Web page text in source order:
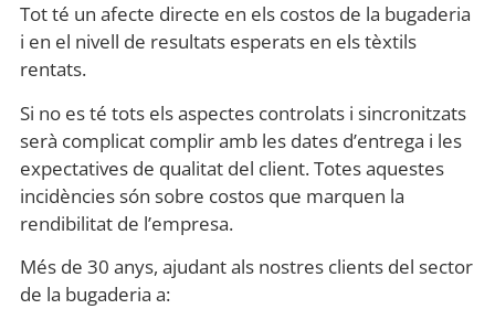
Tot té un afecte directe en els costos de la bugaderia
i en el nivell de resultats esperats en els tèxtils
rentats.
Si no es té tots els aspectes controlats i sincronitzats
serà complicat complir amb les dates d’entrega i les
expectatives de qualitat del client. Totes aquestes
incidències són sobre costos que marquen la
rendibilitat de l’empresa.
Més de 30 anys, ajudant als nostres clients del sector
de la bugaderia a: